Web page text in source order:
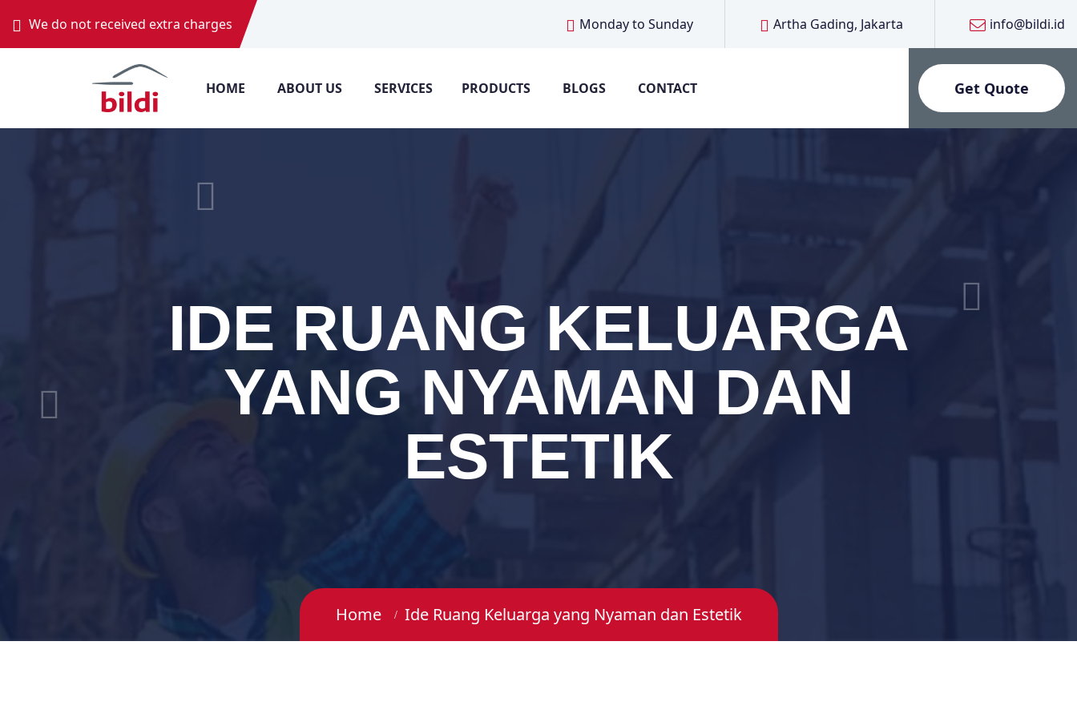
We do not received extra charges Monday to Sunday Artha Gading, Jakarta info@bildi.id
HOME ABOUT US SERVICES PRODUCTS BLOGS CONTACT Get Quote
IDE RUANG KELUARGA
YANG NYAMAN DAN
ESTETIK
Home Ide Ruang Keluarga yang Nyaman dan Estetik